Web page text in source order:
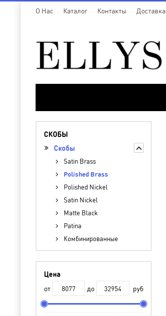
O Нас Каталог Контакты Доставка
СКОБЫ
Cкобы
Satin Brass
Polished Brass
Polished Nickel
Satin Nickel
Matte Black
Patina
Комбинированные
Цена
от
до руб